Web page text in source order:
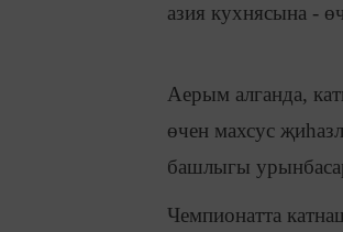
азия кухнясына -
Аерым алганда,
өчен махсус
башлыгы
Чемпионатта